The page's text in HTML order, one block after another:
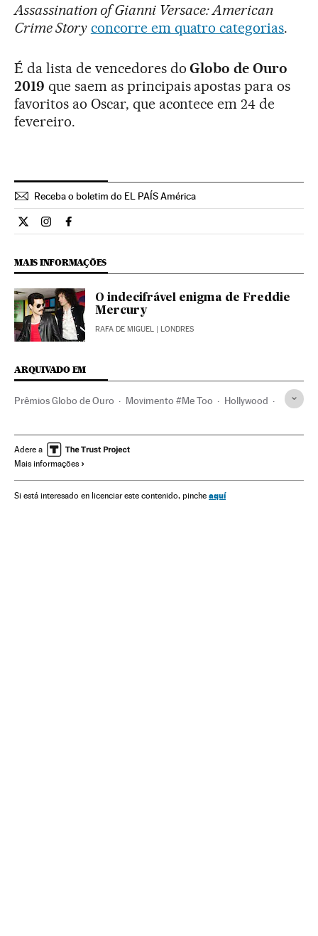
Assassination of Gianni Versace: American
Crime Story concorre em quatro categorias.
É da lista de vencedores doGlobo de Ouro
2019 que saem as principais apostas para os
favoritos ao Oscar, que acontece em 24 de
fevereiro.
Receba o boletim do EL PAÍS América
Cultura El País Brasil en Twitter
Cultura El País Brasil en Instagram
Cultura El País Brasil en Facebook
MAIS INFORMAÇÕES
O indecifrável enigma de Freddie
Mercury
RAFA DE MIGUEL | LONDRES
ARQUIVADO EM
Prêmios Globo de Ouro Movimento #Me Too Hollywood
Cinema dos Estados Unidos
Indústria Cinematográfica
Televisão Programação Meios comunicação
Adere a
Mais informações
Si está interesado en licenciar este contenido, pinche aquí